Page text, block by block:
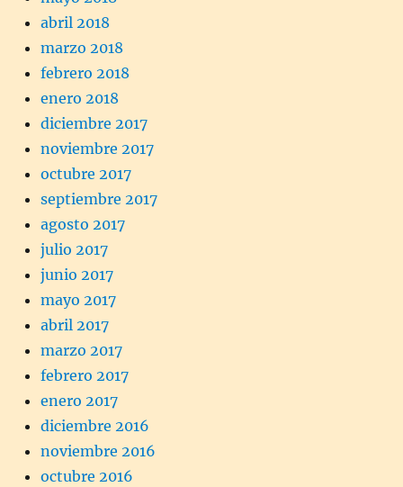
abril 2018
marzo 2018
febrero 2018
enero 2018
diciembre 2017
noviembre 2017
octubre 2017
septiembre 2017
agosto 2017
julio 2017
junio 2017
mayo 2017
abril 2017
marzo 2017
febrero 2017
enero 2017
diciembre 2016
noviembre 2016
octubre 2016